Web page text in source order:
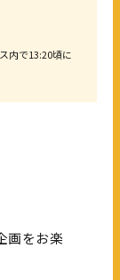
内で13:20頃に
画をお楽